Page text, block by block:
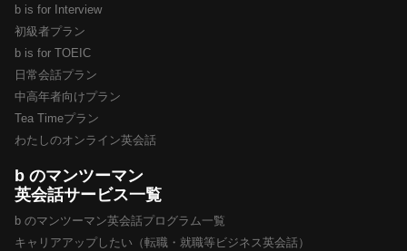
b is for Interview
初級者プラン
b is for TOEIC
日常会話プラン
中高年者向けプラン
Tea Timeプラン
わたしのオンライン英会話
b のマンツーマン
英会話サービス一覧
b のマンツーマン英会話プログラム一覧
キャリアアップしたい（転職・就職等ビジネス英会話）